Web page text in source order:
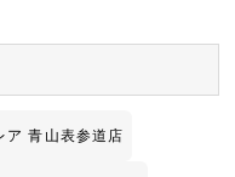
ア 青山表参道店